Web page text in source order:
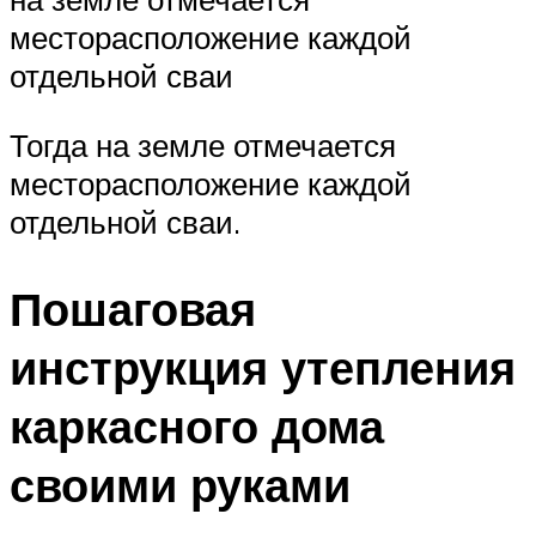
месторасположение каждой
отдельной сваи
Тогда на земле отмечается
месторасположение каждой
отдельной сваи.
Пошаговая
инструкция утепления
каркасного дома
своими руками